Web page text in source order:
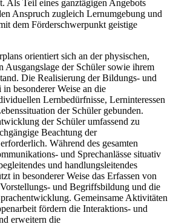
Als Teil eines ganztägigen Angebots
Anspruch zugleich Lernumgebung und
dem Förderschwerpunkt geistige
orientiert sich an der physischen,
Ausgangslage der Schüler sowie ihrem
Die Realisierung der Bildungs- und
besonderer Weise an die
Lernbedürfnisse, Lerninteressen
der Schüler gebunden.
der Schüler umfassend zu
Beachtung der
Während des gesamten
und Sprechanlässe situativ
und handlungsleitendes
in besonderer Weise das Erfassen von
und Begriffsbildung und die
Gemeinsame Aktivitäten
fördern die Interaktions- und
erweitern die